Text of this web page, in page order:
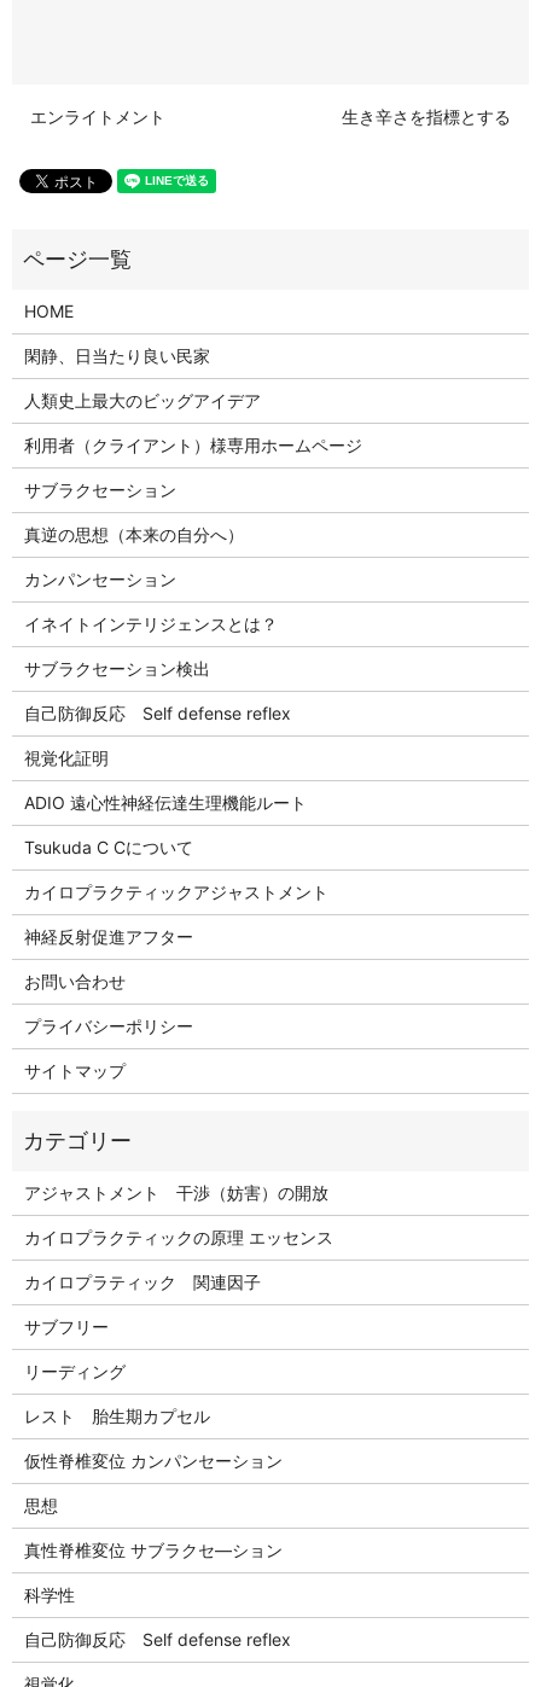
エンライトメント 生き辛さを指標とする
HOME
閑静、日当たり良い民家
人類史上最大のビッグアイデア
利用者（クライアント）様専用ホームページ
サブラクセーション
真逆の思想（本来の自分へ）
カンパンセーション
イネイトインテリジェンスとは？
サブラクセーション検出
自己防御反応 Self defense reflex
視覚化証明
ADIO 遠心性神経伝達生理機能ルート
Tsukuda C Cについて
カイロプラクティックアジャストメント
神経反射促進アフター
お問い合わせ
プライバシーポリシー
サイトマップ
アジャストメント 干渉（妨害）の開放
カイロプラクティックの原理 エッセンス
カイロプラティック 関連因子
サブフリー
リーディング
レスト 胎生期カプセル
仮性脊椎変位 カンパンセーション
思想
真性脊椎変位 サブラクセ―ション
科学性
自己防御反応 Self defense reflex